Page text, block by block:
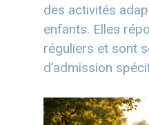
des activités
enfants. Elles
réguliers et sont
d’admission